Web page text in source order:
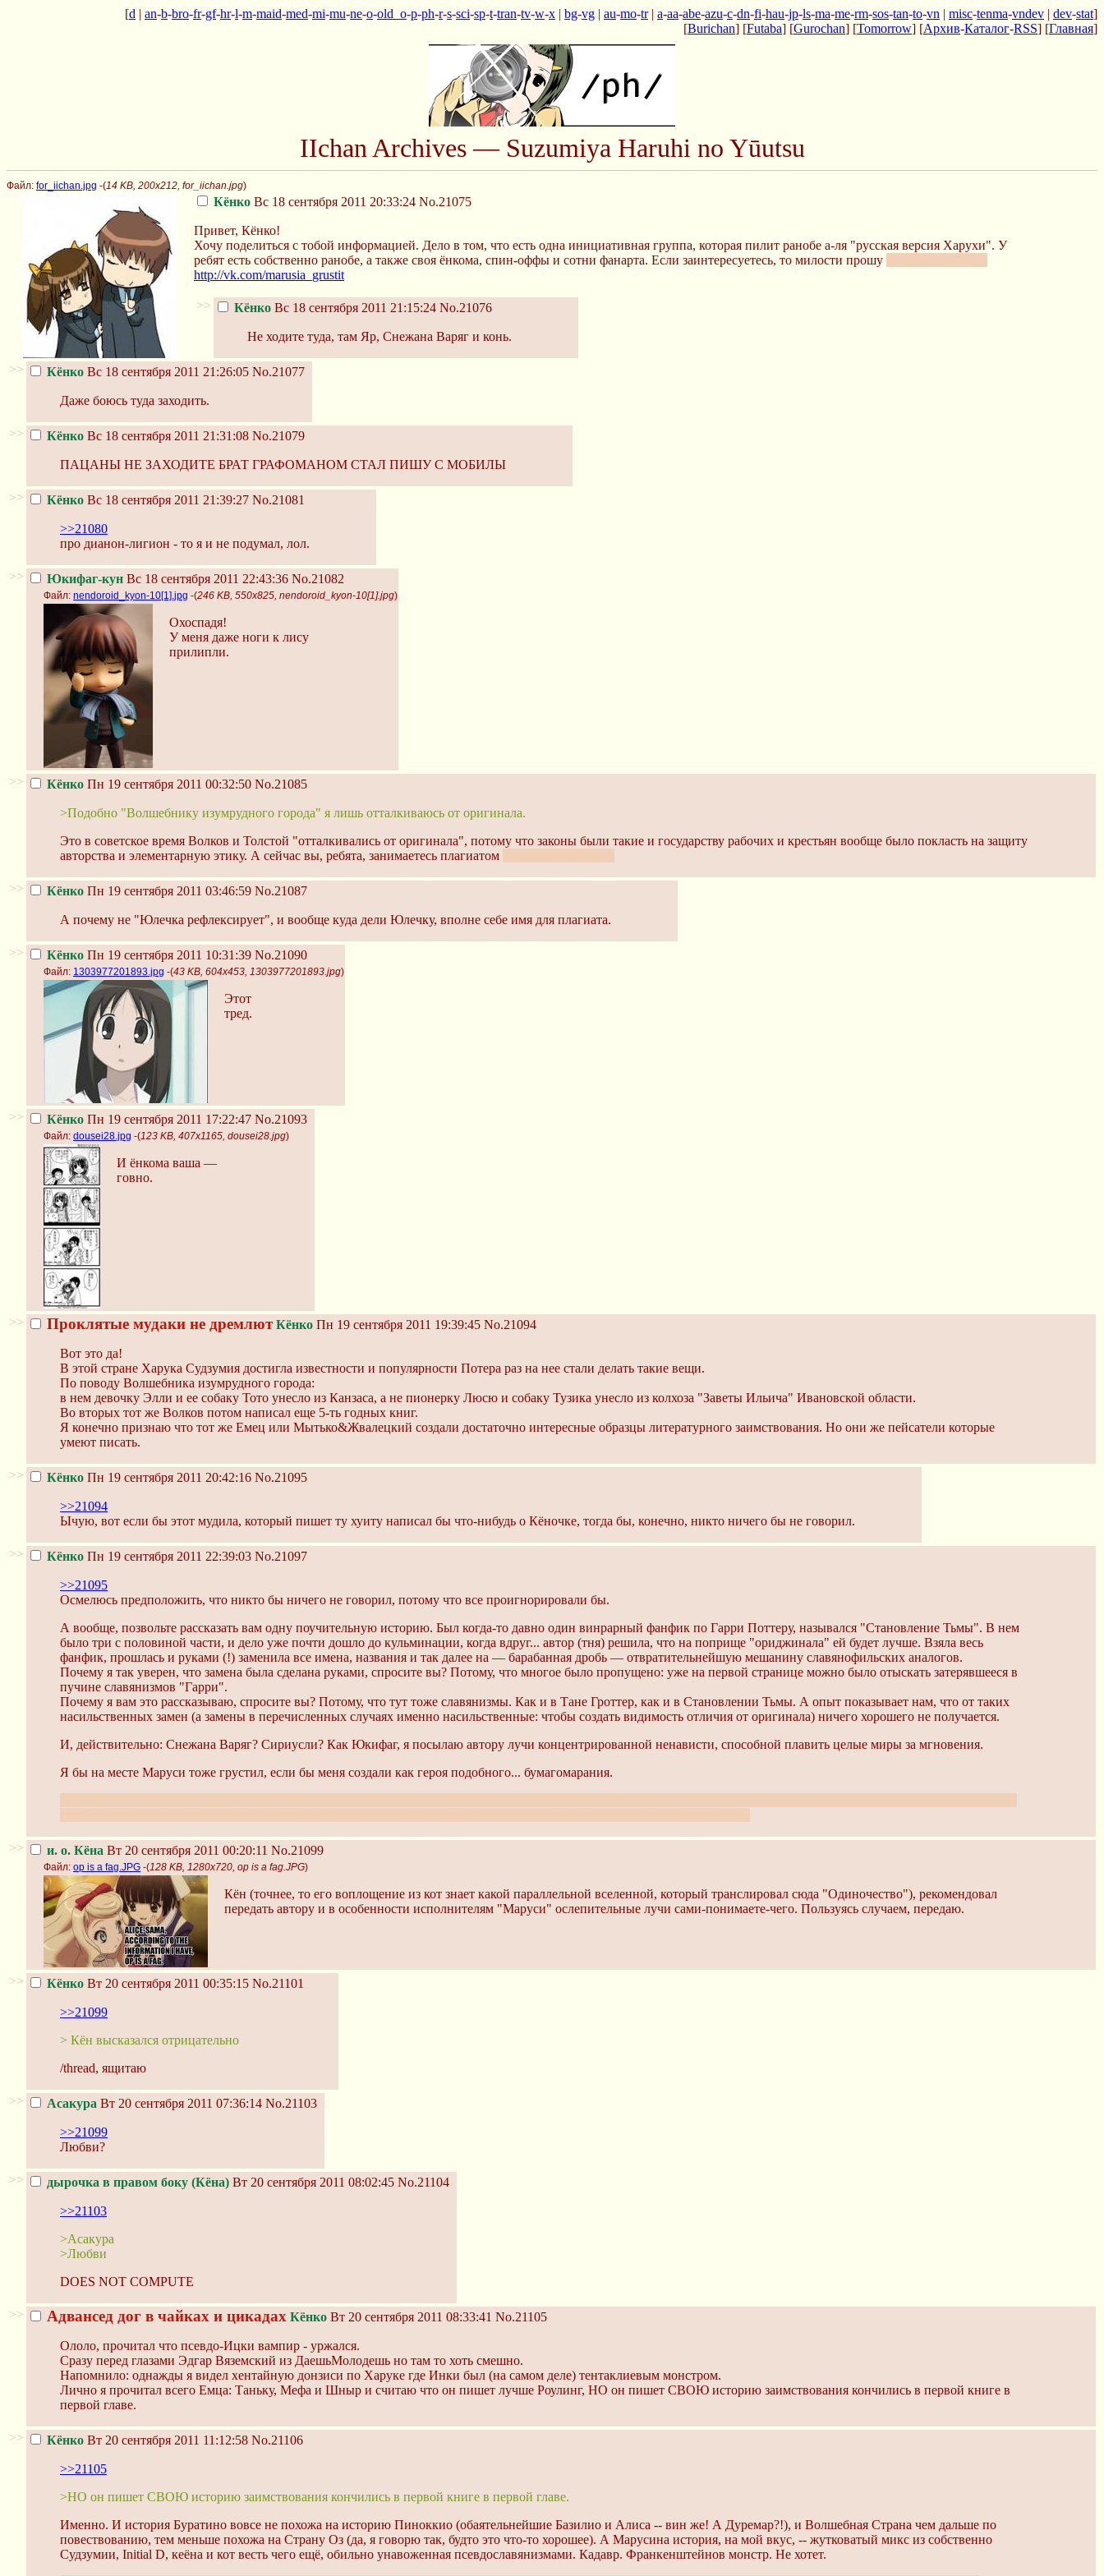
[d | an-b-bro-fr-gf-hr-l-m-maid-med-mi-mu-ne-o-old_o-p-ph-r-s-sci-sp-t-tran-tv-w-x | bg-vg | au-mo-tr| a-aa-abe-azu-c-dn-fi-hau-jp-ls-ma-me-rm-sos-tan-to-vn | misc-tenma-vndev | dev-stat]
[Burichan] [Futaba] [Gurochan] [Tomorrow] [Архив-Каталог-RSS] [Главная]
IIchan Archives — Suzumiya Haruhi no Yūutsu
Файл: for_iichan.jpg -(14 KB, 200x212, for_iichan.jpg)
Кёнко Вс 18 сентября 2011 20:33:24 No.21075
Привет, Кёнко!
Хочу поделиться с тобой информацией. Дело в том, что есть одна инициативная группа, которая пилит ранобе а-ля "русская версия Харухи". У
ребят есть собственно ранобе, а также своя ёнкома, спин-оффы и сотни фанарта. Если заинтересуетесь, то милости прошу
http://vk.com/marusia_grustit
>> Кёнко Вс 18 сентября 2011 21:15:24 No.21076
Не ходите туда, там Яр, Снежана Варяг и конь.
>> Кёнко Вс 18 сентября 2011 21:26:05 No.21077
Даже боюсь туда заходить.
>> Кёнко Вс 18 сентября 2011 21:31:08 No.21079
ПАЦАНЫ НЕ ЗАХОДИТЕ БРАТ ГРАФОМАНОМ СТАЛ ПИШУ С МОБИЛЫ
>> Кёнко Вс 18 сентября 2011 21:39:27 No.21081
>>21080
про дианон-лигион - то я и не подумал, лол.
>> Юкифаг-кун Вс 18 сентября 2011 22:43:36 No.21082
Файл: nendoroid_kyon-10[1].jpg -(246 KB, 550x825, nendoroid_kyon-10[1].jpg)
Охоспадя!
У меня даже ноги к лису
прилипли.
>> Кёнко Пн 19 сентября 2011 00:32:50 No.21085
>Подобно "Волшебнику изумрудного города" я лишь отталкиваюсь от оригинала.
Это в советское время Волков и Толстой "отталкивались от оригинала", потому что законы были такие и государству рабочих и крестьян вообще было покласть на защиту
авторства и элементарную этику. А сейчас вы, ребята, занимаетесь плагиатом
>> Кёнко Пн 19 сентября 2011 03:46:59 No.21087
А почему не "Юлечка рефлексирует", и вообще куда дели Юлечку, вполне себе имя для плагиата.
>> Кёнко Пн 19 сентября 2011 10:31:39 No.21090
Файл: 1303977201893.jpg -(43 KB, 604x453, 1303977201893.jpg)
Этот
тред.
>> Кёнко Пн 19 сентября 2011 17:22:47 No.21093
Файл: dousei28.jpg -(123 KB, 407x1165, dousei28.jpg)
И ёнкома ваша —
говно.
>> Проклятые мудаки не дремлют Кёнко Пн 19 сентября 2011 19:39:45 No.21094
Вот это да!
В этой стране Харука Судзумия достигла известности и популярности Потера раз на нее стали делать такие вещи.
По поводу Волшебника изумрудного города:
в нем девочку Элли и ее собаку Тото унесло из Канзаса, а не пионерку Люсю и собаку Тузика унесло из колхоза "Заветы Ильича" Ивановской области.
Во вторых тот же Волков потом написал еще 5-ть годных книг.
Я конечно признаю что тот же Емец или Мытько&Жвалецкий создали достаточно интересные образцы литературного заимствования. Но они же пейсатели которые
умеют писать.
>> Кёнко Пн 19 сентября 2011 20:42:16 No.21095
>>21094
Ычую, вот если бы этот мудила, который пишет ту хуиту написал бы что-нибудь о Кёночке, тогда бы, конечно, никто ничего бы не говорил.
>> Кёнко Пн 19 сентября 2011 22:39:03 No.21097
>>21095
Осмелюсь предположить, что никто бы ничего не говорил, потому что все проигнорировали бы.
А вообще, позвольте рассказать вам одну поучительную историю. Был когда-то давно один винрарный фанфик по Гарри Поттеру, назывался "Становление Тьмы". В нем
было три с половиной части, и дело уже почти дошло до кульминации, когда вдруг... автор (тня) решила, что на поприще "ориджинала" ей будет лучше. Взяла весь
фанфик, прошлась и руками (!) заменила все имена, названия и так далее на — барабанная дробь — отвратительнейшую мешанину славянофильских аналогов.
Почему я так уверен, что замена была сделана руками, спросите вы? Потому, что многое было пропущено: уже на первой странице можно было отыскать затерявшееся в
пучине славянизмов "Гарри".
Почему я вам это рассказываю, спросите вы? Потому, что тут тоже славянизмы. Как и в Тане Гроттер, как и в Становлении Тьмы. А опыт показывает нам, что от таких
насильственных замен (а замены в перечисленных случаях именно насильственные: чтобы создать видимость отличия от оригинала) ничего хорошего не получается.
И, действительно: Снежана Варяг? Сириусли? Как Юкифаг, я посылаю автору лучи концентрированной ненависти, способной плавить целые миры за мгновения.
Я бы на месте Маруси тоже грустил, если бы меня создали как героя подобного... бумагомарания.
>> и. о. Кёна Вт 20 сентября 2011 00:20:11 No.21099
Файл: op is a fag.JPG -(128 KB, 1280x720, op is a fag.JPG)
Кён (точнее, то его воплощение из кот знает какой параллельной вселенной, который транслировал сюда "Одиночество"), рекомендовал
передать автору и в особенности исполнителям "Маруси" ослепительные лучи сами-понимаете-чего. Пользуясь случаем, передаю.
>> Кёнко Вт 20 сентября 2011 00:35:15 No.21101
>>21099
> Кён высказался отрицательно
/thread, ящитаю
>> Асакура Вт 20 сентября 2011 07:36:14 No.21103
>>21099
Любви?
>> дырочка в правом боку (Кёна) Вт 20 сентября 2011 08:02:45 No.21104
>>21103
>Асакура
>Любви
DOES NOT COMPUTE
>> Адвансед дог в чайках и цикадах Кёнко Вт 20 сентября 2011 08:33:41 No.21105
Ололо, прочитал что псевдо-Ицки вампир - уржался.
Сразу перед глазами Эдгар Вяземский из ДаешьМолодешь но там то хоть смешно.
Напомнило: однажды я видел хентайную донзиси по Харуке где Инки был (на самом деле) тентаклиевым монстром.
Лично я прочитал всего Емца: Таньку, Мефа и Шныр и считаю что он пишет лучше Роулинг, НО он пишет СВОЮ историю заимствования кончились в первой книге в
первой главе.
>> Кёнко Вт 20 сентября 2011 11:12:58 No.21106
>>21105
>НО он пишет СВОЮ историю заимствования кончились в первой книге в первой главе.
Именно. И история Буратино вовсе не похожа на историю Пиноккио (обаятельнейшие Базилио и Алиса -- вин же! А Дуремар?!), и Волшебная Страна чем дальше по
повествованию, тем меньше похожа на Страну Оз (да, я говорю так, будто это что-то хорошее). А Марусина история, на мой вкус, -- жутковатый микс из собственно
Судзумии, Initial D, кеёна и кот весть чего ещё, обильно унавоженная псевдославянизмами. Кадавр. Франкенштейнов монстр. Не хотет.